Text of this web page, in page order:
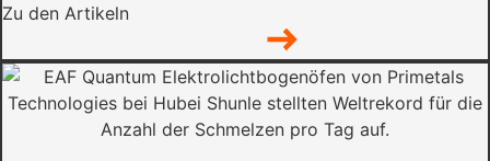
Zu den Artikeln